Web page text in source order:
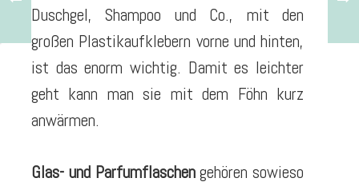
Duschgel, Shampoo und Co., mit den
großen Plastikaufklebern vorne und hinten,
ist das enorm wichtig. Damit es leichter
geht kann man sie mit dem Föhn kurz
anwärmen.
Glas- und Parfumflaschengehören sowieso